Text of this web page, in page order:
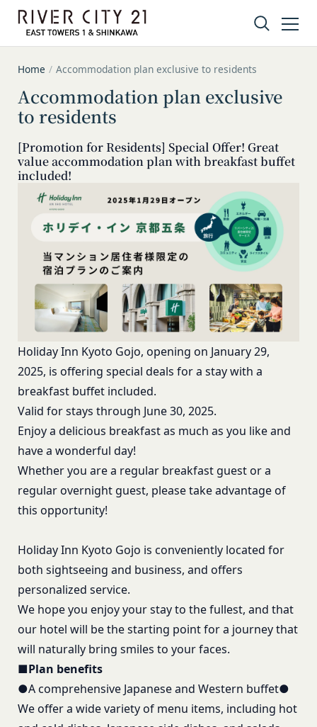
Home / Accommodation plan exclusive to residents
Accommodation plan exclusive
to residents
[Promotion for Residents] Special Offer! Great
value accommodationplan with breakfast buffet
included!
Holiday Inn Kyoto Gojo, opening on January 29,
2025, is offering special deals for a stay with a
breakfast buffet included.
Valid for stays through June 30, 2025.
Enjoy a delicious breakfast as much as you like and
have a wonderful day!
Whether you are a regular breakfast guest or a
regular overnight guest, please take advantage of
this opportunity!
Holiday Inn Kyoto Gojo is conveniently located for
both sightseeing and business, and offers
personalized service.
We hope you enjoy your stay to the fullest, and that
our hotel will be the starting point for a journey that
will naturally bring smiles to your faces.
■Plan benefits
●A comprehensive Japanese and Western buffet●
We offer a wide variety of menu items, including hot
Privacy policy
株式会社GOYOH（以下「当社」といいます。）
は、当社が運営する各サービスにおいて、個人情報
の保護に関する法律、その他関連する法令等を遵守
するとともに、以下の方針に沿ってお客様からお預
かりした情報を取り扱い、正確性および機密性の保
持に努めます。
本文中の用語の定義は、個人情報保護法および関連
法令によります。
当社が取得する情報および取得方法
お客様から直接取得する情報
当社は、お客様が当社のサービスの登録手続を行う
場合、以下の情報（以下「お客様情報」といいま
す。）をご提供いただく場合があります。
氏名、生年月日、性別、職業等プロフィールに関す
メールアドレス、電話番号、住所等連絡先に関する
アカウントへのアクセス者の本人確認に必要なパス
ワード等のその他の情報
様が入力または送信する情報
当社が各サービスにおいて取得すると定めた情報
端末情報
を利用する場合、当社は、端末識別子およびIPアド
レスを取得する場合があります。また、当社は、お
客様が端末に関連付けた名前、端末の種類、電話番
号、国、およびユーザー名、もしくはメールアドレ
スなど、お客様が提供することを選択したその他の
あらゆる情報を取得する場合があります。
位置情報
Terms of service
株式会社GOYOHが運営するコミュニティポータル
サイトサービス（以下「本サービス」といいま
す。）のご利用規約（以下「本規約」といいま
す。）を下記の通り定めます。
本サービスをご利用される方は、ご登録される前に
本規約を必ずお読みになり、本規約に同意いただく
必要があります。
第1条（定義）
当該各号に定めるところによるものとします。
「本サービス」
当社が提供するコミュニティポータルサイト及び連
携により利用できるすべてのサービスをいいます。
「契約者」
本利用規約に基づく利用契約を当社と締結している
方をいいます。
「利用者」
本利用規約に基づき、契約者が本サービスの利用を
認めた特定の法人、団体、個人の第三者をいいま
スを利用されているものとみなします。
「会員」
本規約の内容の全てを承認いただいた上、本サービ
ス所定の手続きに従い会員登録を申請し、当社がこ
れを承認した特定の法人、団体、個人をいいます。
「登録希望者」
本サービスの利用を希望する法人、団体、個人をい
います。
「会員登録」
第4条に規定する方法に従って、登録希望者が行う
Amazonギフト券
Amazon.co.jpで使えるデジタル商品券です。
会員情報に登録されているメールアドレス宛にギフ
有効期限は発行から10年です。
ギフト券を適用する方法:
メールに記載されたギフト券番号をご用意くださ
い。
ギフト券を適用するに移動します。
ギフト券番号を入力し、ここに適用を選択します。
Amazonギフト券の利用方法に関しましては、Amazon の
カスタマーサポート(0120-999-373 / 24時間対応) までお
問い合わせください。Amazonギフト券細則については、
こちら をご確認ください。
閉じる